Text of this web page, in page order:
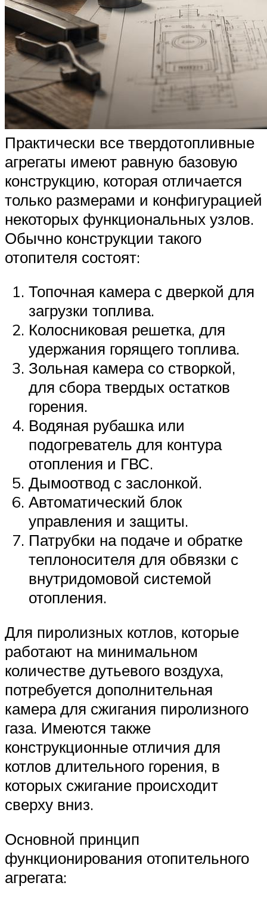
Практически все твердотопливные
агрегаты имеют равную базовую
конструкцию, которая отличается
только размерами и конфигурацией
некоторых функциональных узлов.
Обычно конструкции такого
отопителя состоят:
Топочная камера с дверкой для
загрузки топлива.
Колосниковая решетка, для
удержания горящего топлива.
Зольная камера со створкой,
для сбора твердых остатков
горения.
Водяная рубашка или
подогреватель для контура
отопления и ГВС.
Дымоотвод с заслонкой.
Автоматический блок
управления и защиты.
Патрубки на подаче и обратке
теплоносителя для обвязки с
внутридомовой системой
отопления.
Для пиролизных котлов, которые
работают на минимальном
количестве дутьевого воздуха,
потребуется дополнительная
камера для сжигания пиролизного
газа. Имеются также
конструкционные отличия для
котлов длительного горения, в
которых сжигание происходит
сверху вниз.
Основной принцип
функционирования отопительного
агрегата: